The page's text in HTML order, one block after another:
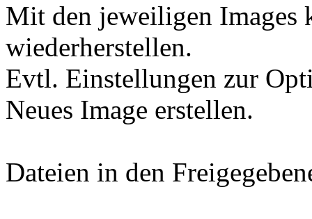
Mit den jeweiligen Images
wiederherstellen.
Evtl. Einstellungen zur
Neues Image erstellen.
Dateien in den